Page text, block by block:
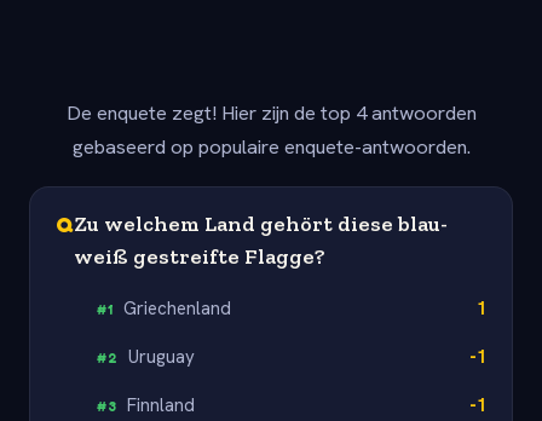
De enquete zegt! Hier zijn de top 4 antwoorden
gebaseerd op populaire enquete-antwoorden.
QZu welchem Land gehört diese blau-
weiß gestreifte Flagge?
#1 Griechenland 1
#2 Uruguay -1
#3 Finnland -1